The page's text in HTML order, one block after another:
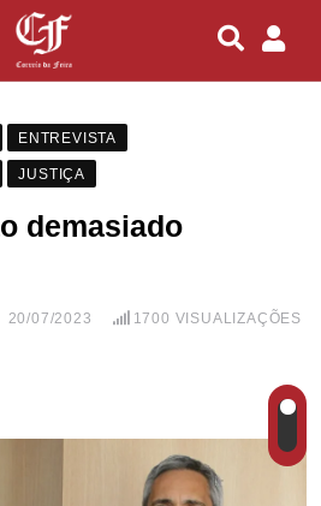
ENTREVISTA
JUSTIÇA
demasiado
20/07/2023 1700 VISUALIZAÇÕES